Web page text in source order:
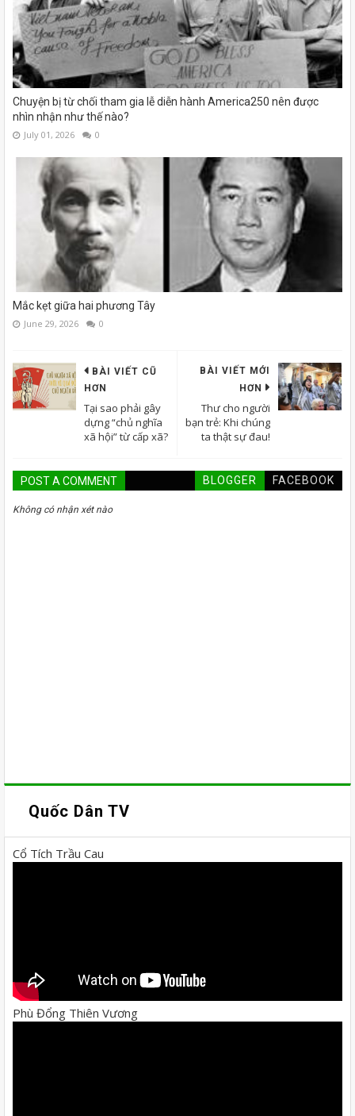
Chuyện bị từ chối tham gia lễ diễn hành America250 nên được
nhìn nhận như thế nào?
July 01, 2026 0
Mắc kẹt giữa hai phương Tây
June 29, 2026 0
BÀI VIẾT MỚI
HƠN
Thư cho người
bạn trẻ: Khi chúng
ta thật sự đau!
BÀI VIẾT CŨ
HƠN
Tại sao phải gây
dựng “chủ nghĩa
xã hội” từ cấp xã?
POST A COMMENT BLOGGER FACEBOOK
Không có nhận xét nào
Quốc Dân TV
Cổ Tích Trầu Cau
Phù Đổng Thiên Vương